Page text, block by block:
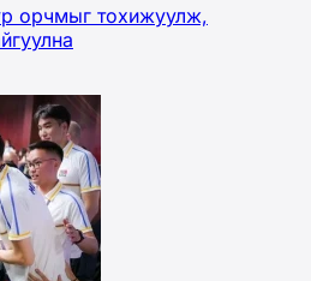
орчмыг тохижуулж,